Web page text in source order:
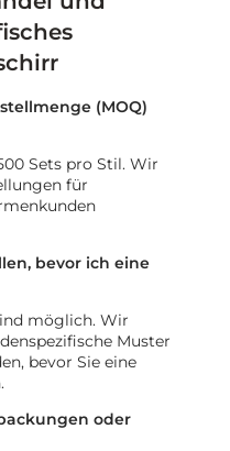
(MOQ)
Sets pro Stil. Wir
für
bevor ich eine
möglich. Wir
Muster
bevor Sie eine
oder